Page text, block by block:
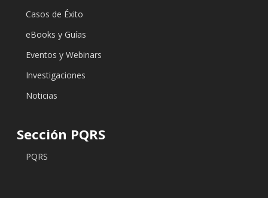
Casos de Éxito
eBooks y Guías
Eventos y Webinars
Investigaciones
Noticias
Sección PQRS
PQRS